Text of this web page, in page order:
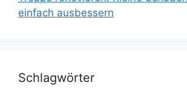
einfach ausbessern
Schlagwörter